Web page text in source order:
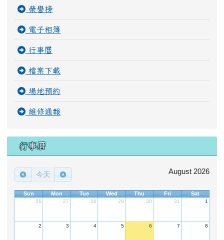
榮譽榜
電子相簿
行事曆
檔案下載
場地預約
維修通報
行事曆
今天 August 2026
Sun Mon Tue Wed Thu Fri Sat
26 27 28 29 30 31 1
2 3 4 5 6 7 8